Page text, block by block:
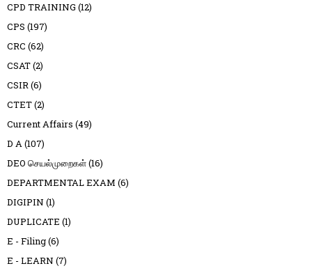
CPD TRAINING (12)
CPS (197)
CRC (62)
CSAT(2)
CSIR(6)
CTET(2)
Current Affairs (49)
D A(107)
DEO செயல்முறைகள்(16)
DEPARTMENTAL EXAM (6)
DIGIPIN (1)
DUPLICATE (1)
E - Filing(6)
E - LEARN (7)